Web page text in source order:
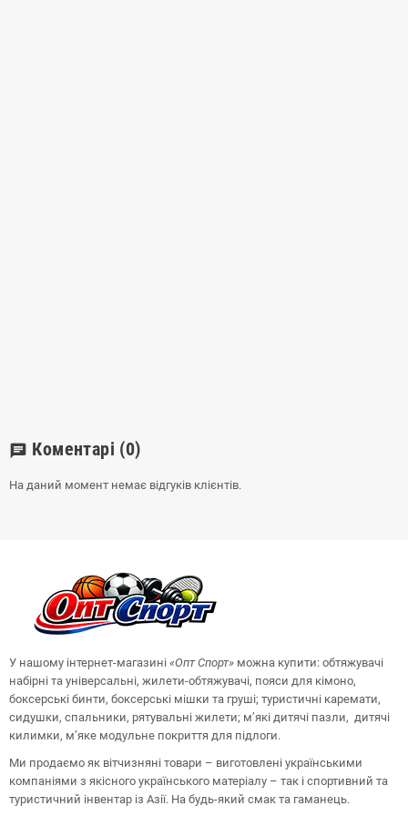
chat Коментарі (0)
На даний момент немає відгуків клієнтів.
У нашому інтернет-магазині «ОптСпорт» можна купити: обтяжувачі
набірні та універсальні, жилети-обтяжувачі, пояси для кімоно,
боксерські бинти, боксерські мішки та груші; туристичні каремати,
сидушки, спальники, рятувальні жилети; м’які дитячі пазли, дитячі
килимки, м’яке модульне покриття для підлоги.
Ми продаємо як вітчизняні товари – виготовлені українськими
компаніями з якісного українського матеріалу – так і спортивний та
туристичний інвентар із Азії. На будь-який смак та гаманець.